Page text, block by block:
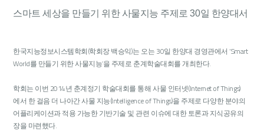
스마트 세상을 만들기 위한 사물지능 주제로 30일 한양대서
한국지능정보시스템학회(학회장 백승익)는 오는 30일 한양대 경영관에서 ‘Smart
World를 만들기 위한 사물지능’을 주제로 춘계학술대회를 개최한다.
학회는 이번 2014년 춘계정기 학술대회를 통해 사물 인터넷(Internet of Things)
에서 한 걸음 더 나아간 사물 지능(Intelligence of Things)을 주제로 다양한 분야의
어플리케이션과 적용 가능한 기반기술 및 관련 이슈에 대한 토론과 지식공유의
장을 마련했다.